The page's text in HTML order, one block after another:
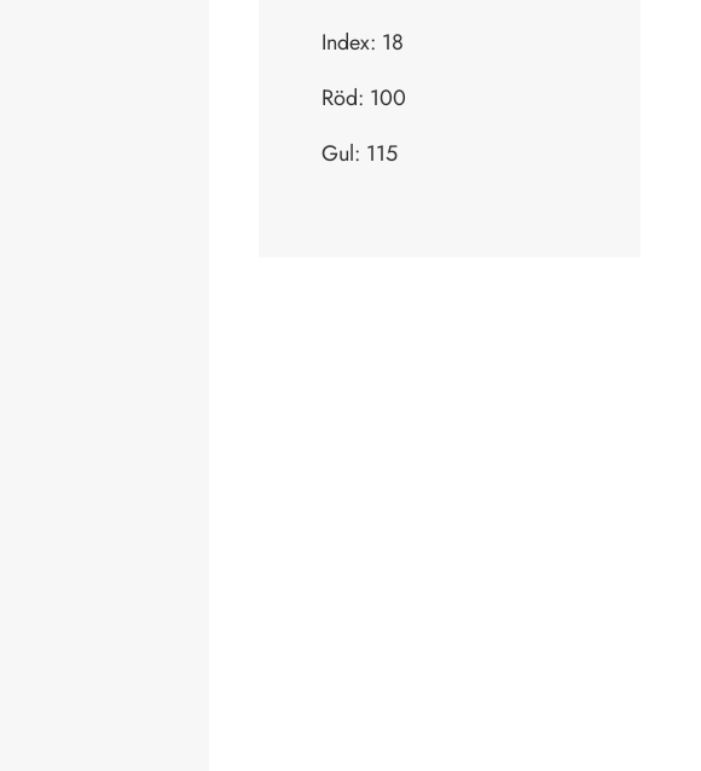
Index: 18
Röd: 100
Gul: 115